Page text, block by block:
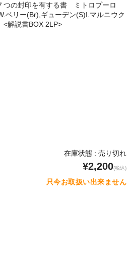
つの封印を有する書 ミトロプーロ
ベリー(Br),ギューデン(S)I.マルニウク
解説書BOX 2LP>
在庫状態 : 売り切れ
¥2,200(税込)
只今お取扱い出来ません